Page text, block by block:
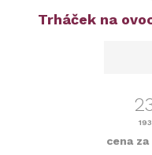
Trháček na
cena za